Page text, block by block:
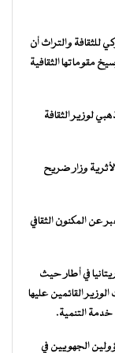
للثقافة والتراث أن
مقوماتها الثقافية
لوزير الثقافة
وزار ضريح
عن المكنون الثقافي
في أطار حيث
القائمين عليها
التنمية.
الجهويين في